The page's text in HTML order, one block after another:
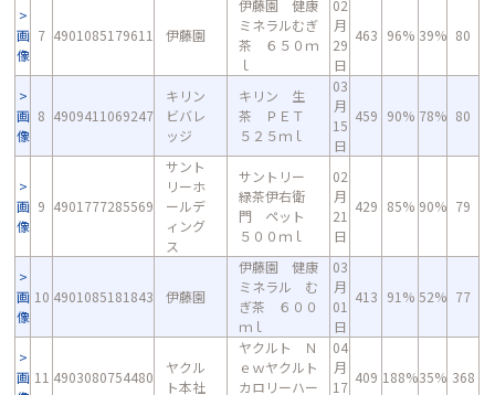
画
像
7 4901085179611 伊藤園
伊藤園 健康
ミネラルむぎ
茶 ６５０ｍ
ｌ
02
月
29
日
463 96% 39% 80
画
像
8 4909411069247
キリン
ビバレ
ッジ
キリン 生
茶 ＰＥＴ
５２５ｍｌ
03
月
15
日
459 90% 78% 80
画
像
9 4901777285569
サント
リーホ
ールデ
ィング
ス
サントリー
緑茶伊右衛
門 ペット
５００ｍｌ
02
月
21
日
429 85% 90% 79
画
像
10 4901085181843 伊藤園
伊藤園 健康
ミネラル む
ぎ茶 ６００
ｍｌ
03
月
01
日
413 91% 52% 77
画 11 4903080754480
ヤクル
ト本社
ヤクルト Ｎ
ｅｗヤクルト
カロリーハー
04
月
17
409 188%35% 368